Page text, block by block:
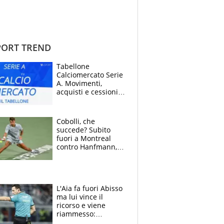
TREND
Tabellone
Calciomercato Serie
A. Movimenti,
acquisti e cessioni:
Cobolli, che
succede? Subito
fuori a Montreal
contro Hanfmann,
L'Aia fa fuori Abisso
ma lui vince il
ricorso e viene
riammesso: